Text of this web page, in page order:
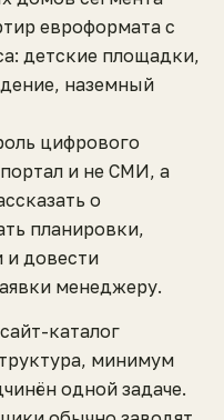
евроформата с
детские площадки,
наземный
цифрового
и не СМИ, а
о
планировки,
и довести
менеджеру.
каталог
минимум
одной задаче.